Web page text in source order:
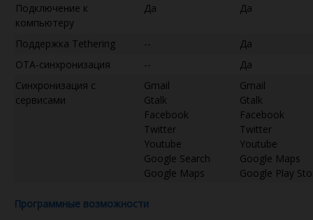
Подключение к
компьютеру
Да Да
Поддержка Tethering --
Да
OTA-синхронизация
--
Да
Синхронизация с
сервисами
Gmail
Gtalk
Facebook
Twitter
Youtube
Google Search
Google Maps
Gmail
Gtalk
Facebook
Twitter
Youtube
Google Maps
Google Play
Программные возможности